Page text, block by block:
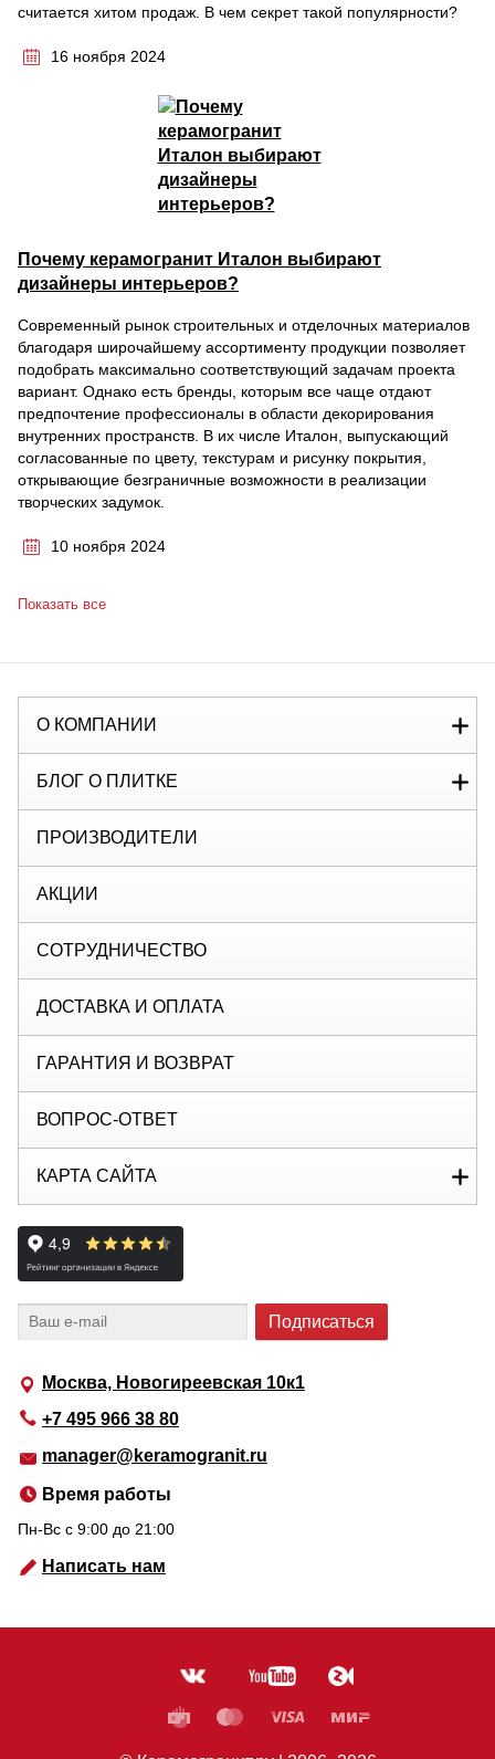
считается хитом продаж. В чем секрет такой популярности?
16 ноября 2024
Почему керамогранит Италон выбирают
дизайнеры интерьеров?
Современный рынок строительных и отделочных материалов
благодаря широчайшему ассортименту продукции позволяет
подобрать максимально соответствующий задачам проекта
вариант. Однако есть бренды, которым все чаще отдают
предпочтение профессионалы в области декорирования
внутренних пространств. В их числе Италон, выпускающий
согласованные по цвету, текстурам и рисунку покрытия,
открывающие безграничные возможности в реализации
творческих задумок.
10 ноября 2024
Показать все
Москва, Новогиреевская 10к1
+7 495 966 38 80
manager@keramogranit.ru
Время работы
Пн-Вс c 9:00 до 21:00
Написать нам
О КОМПАНИИ
БЛОГ О ПЛИТКЕ
ПРОИЗВОДИТЕЛИ
АКЦИИ
СОТРУДНИЧЕСТВО
ДОСТАВКА И ОПЛАТА
ГАРАНТИЯ И ВОЗВРАТ
ВОПРОС-ОТВЕТ
КАРТА САЙТА